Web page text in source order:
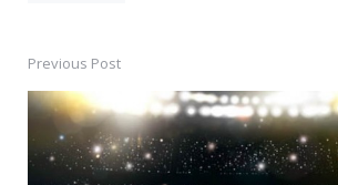
Post
navigation
Previous Post